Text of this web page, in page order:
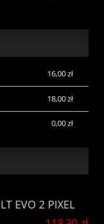
PŁATNOŚCI
16,00 zł
18,00 zł
0,00 zł
EVO 2 PIXEL